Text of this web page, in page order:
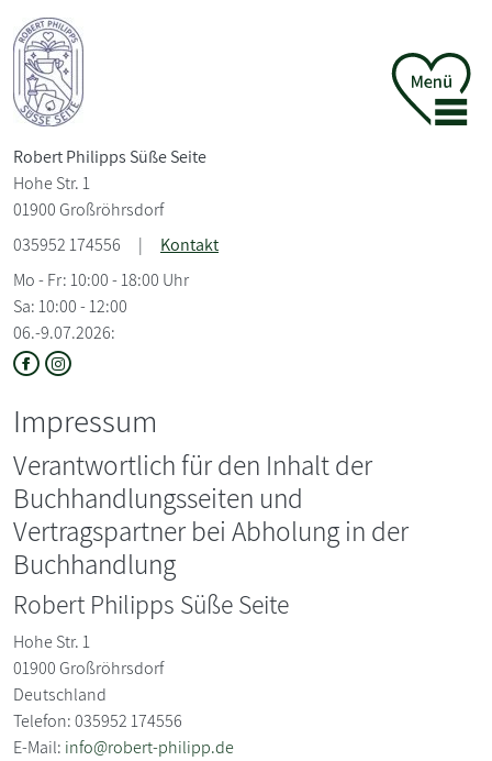
Robert Philipps Süße Seite
Hohe Str. 1
01900 Großröhrsdorf
035952 174556
|
Kontakt
Mo - Fr: 10:00 - 18:00 Uhr
Sa: 10:00 - 12:00
06.-9.07.2026:
Impressum
Verantwortlich für den Inhalt der
Buchhandlungsseiten und
Vertragspartner bei Abholung in der
Buchhandlung
Robert Philipps Süße Seite
Hohe Str. 1
01900Großröhrsdorf
Deutschland
Telefon: 035952 174556
E-Mail: info@robert-philipp.de